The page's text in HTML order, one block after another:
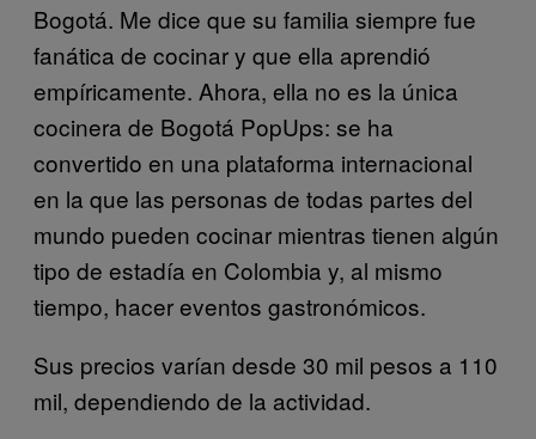
Bogotá. Me dice que su familia siempre fue
fanática de cocinar y que ella aprendió
empíricamente. Ahora, ella no es la única
cocinera de Bogotá PopUps: se ha
convertido en una plataforma internacional
en la que las personas de todas partes del
mundo pueden cocinar mientras tienen algún
tipo de estadía en Colombia y, al mismo
tiempo, hacer eventos gastronómicos.
Sus precios varían desde 30 mil pesos a 110
mil, dependiendo de la actividad.